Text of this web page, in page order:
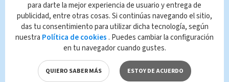
Telediario En Directo con Paula
Brenes, 05 de agosto 2026
para darte la mejor experiencia de usuario y entrega de
publicidad, entre otras cosas. Si continúas navegando el sitio,
das tu consentimiento para utilizar dicha tecnología, según
nuestra Política de cookies . Puedes cambiar la configuración
en tu navegador cuando gustes.
QUIERO SABER MÁS ESTOY DE ACUERDO